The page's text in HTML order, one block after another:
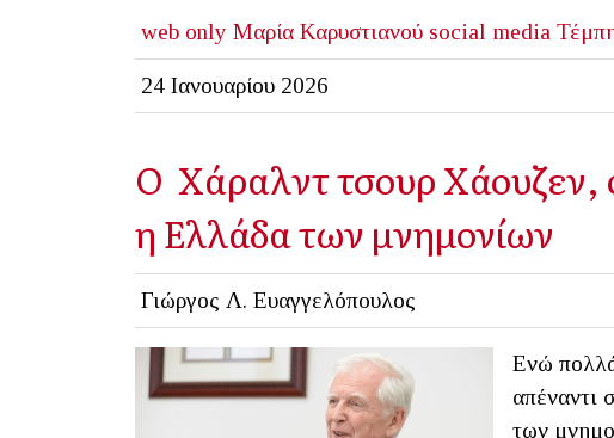
web only Μαρία Καρυστιανού social media
24 Ιανουαρίου 2026
Ο Χάραλντ τσουρ Χάουζεν,
η Ελλάδα των μνημονίων
Γιώργος Λ. Ευαγγελόπουλος
Ενώ
απέναντι
των